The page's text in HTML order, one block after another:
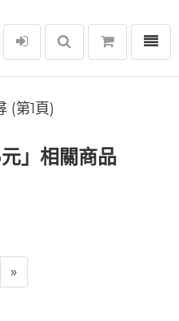
選單
(第1頁)
」相關商品
»